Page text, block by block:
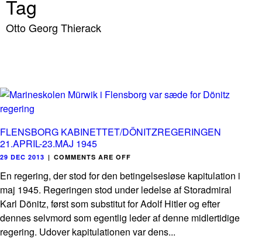
Tag
Otto Georg Thierack
FLENSBORG KABINETTET/DÖNITZREGERINGEN
21.APRIL-23.MAJ 1945
29 DEC 2013 | COMMENTS ARE OFF
En regering, der stod for den betingelsesløse kapitulation i
maj 1945. Regeringen stod under ledelse af Storadmiral
Karl Dönitz, først som substitut for Adolf Hitler og efter
dennes selvmord som egentlig leder af denne midlertidige
regering. Udover kapitulationen var dens...